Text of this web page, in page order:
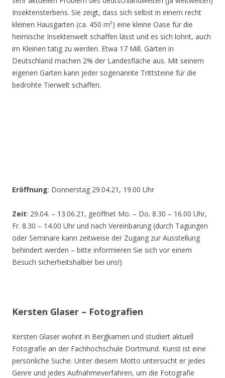
Insektensterbens. Sie zeigt, dass sich selbst in einem recht
kleinen Hausgarten (ca. 450 m²) eine kleine Oase für die
heimische Insektenwelt schaffen lässt und es sich lohnt, auch
im Kleinen tätig zu werden. Etwa 17 Mill. Gärten in
Deutschland machen 2% der Landesfläche aus. Mit seinem
eigenen Garten kann jeder sogenannte Trittsteine für die
bedrohte Tierwelt schaffen.
Eröffnung: Donnerstag 29.04.21, 19.00 Uhr
Zeit: 29.04. – 13.06.21, geöffnet Mo. – Do. 8.30 – 16.00 Uhr,
Fr. 8.30 – 14.00 Uhr und nach Vereinbarung (durch Tagungen
oder Seminare kann zeitweise der Zugang zur Ausstellung
behindert werden – bitte informieren Sie sich vor einem
Besuch sicherheitshalber bei uns!)
Kersten Glaser – Fotografien
Kersten Glaser wohnt in Bergkamen und studiert aktuell
Fotografie an der Fachhochschule Dortmund. Kunst ist eine
persönliche Suche. Unter diesem Motto untersucht er jedes
Genre und jedes Aufnahmeverfahren, um die Fotografie